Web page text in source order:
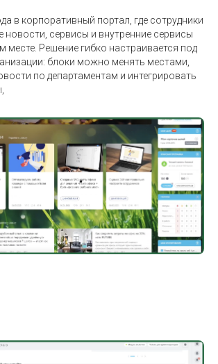
в корпоративный портал, где сотрудники
новости, сервисы и внутренние сервисы
месте. Решение гибко настраивается под
блоки можно менять местами,
по департаментам и интегрировать